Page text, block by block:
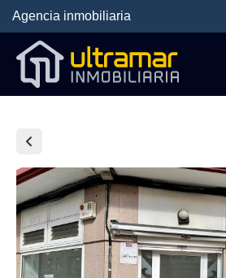
Agencia inmobiliaria